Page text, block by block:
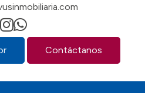
Contáctanos